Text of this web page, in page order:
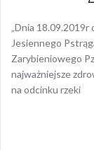
„Dnia 18.09.2019r
Jesiennego
Zarybieniowego
najważniejsze
na odcinku rzeki